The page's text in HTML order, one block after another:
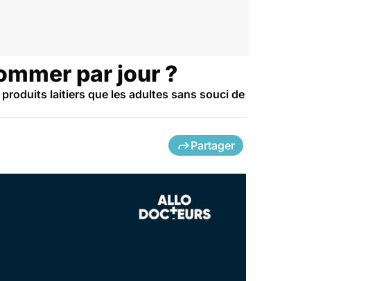
par jour ?
laitiers que les adultes sans souci de
Partager